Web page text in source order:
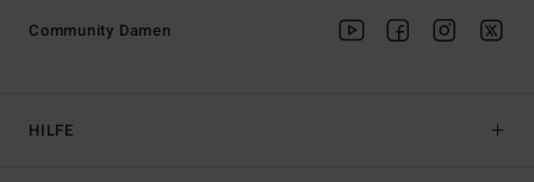
HILFE
Community Damen